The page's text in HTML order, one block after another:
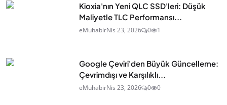
Kioxia'nın Yeni QLC SSD'leri: Düşük
Maliyetle TLC Performansı...
eMuhabirNis 23, 2026 0 1
Google Çeviri'den Büyük Güncelleme:
Çevrimdışı ve Karşılıklı...
eMuhabirNis 23, 2026 0 0